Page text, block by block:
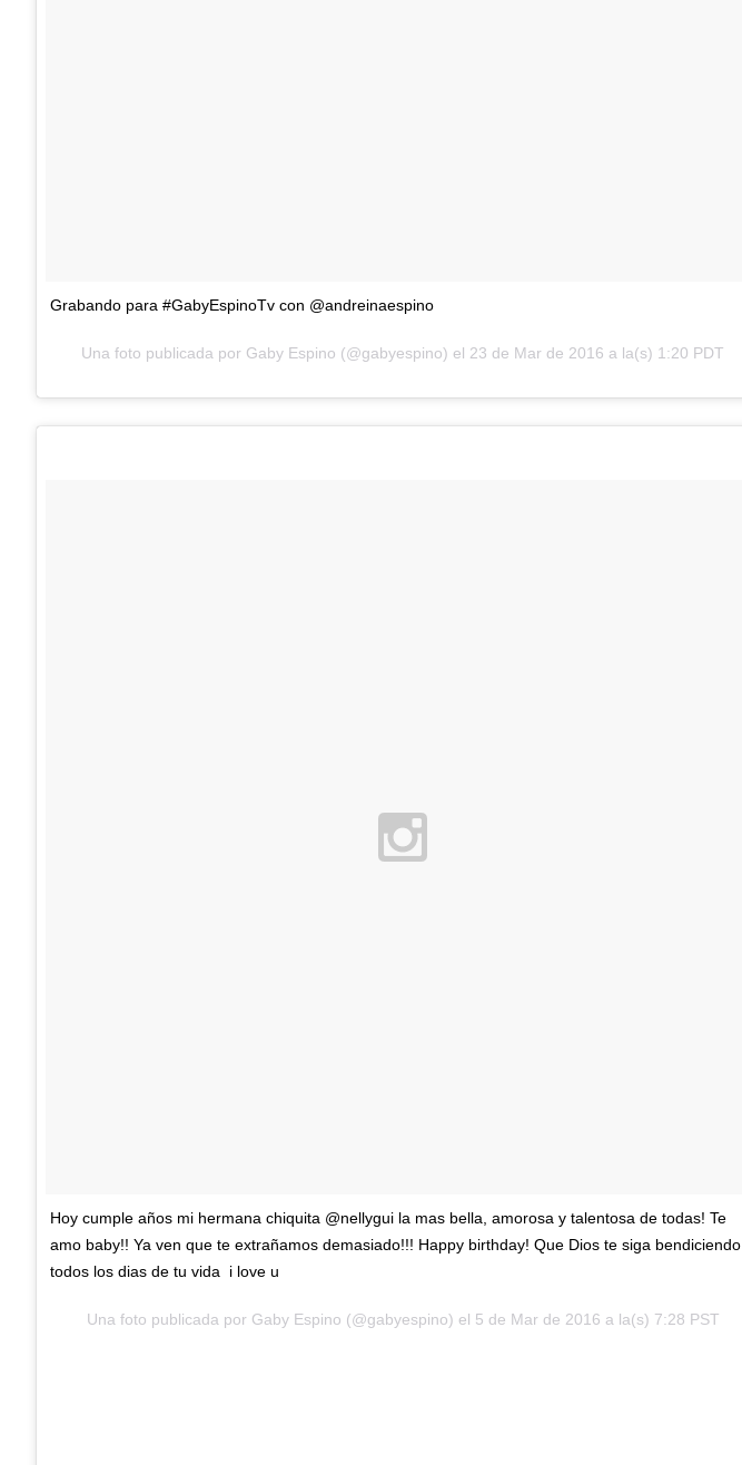
Grabando para #GabyEspinoTv con @andreinaespino
Una foto publicada por Gaby Espino (@gabyespino) el 23 de Mar de 2016 a la(s) 1:20 PDT
Hoy cumple años mi hermana chiquita @nellygui la mas bella, amorosa y talentosa de todas! Te
amo baby!! Ya ven que te extrañamos demasiado!!! Happy birthday! Que Dios te siga bendiciendo
todos los dias de tu vida i love u
Una foto publicada por Gaby Espino (@gabyespino) el 5 de Mar de 2016 a la(s) 7:28 PST